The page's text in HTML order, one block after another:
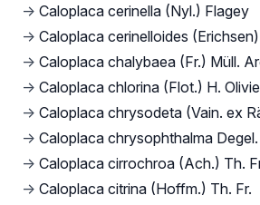
→ Caloplaca cerinella (Nyl.) Flagey
→ Caloplaca cerinelloides
→ Caloplaca chalybaea (Fr.) Müll.
→ Caloplaca chlorina (Flot.) H.
→ Caloplaca chrysodeta (Vain. ex
→ Caloplaca chrysophthalma Degel.
→ Caloplaca cirrochroa (Ach.) Th.
→ Caloplaca citrina (Hoffm.) Th. Fr.